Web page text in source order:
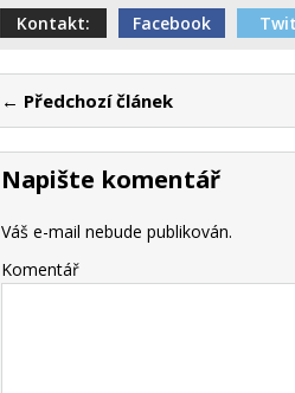
Kontakt: Facebook
← Předchozí článek
Napište komentář
Váš e-mail nebude publikován.
Komentář